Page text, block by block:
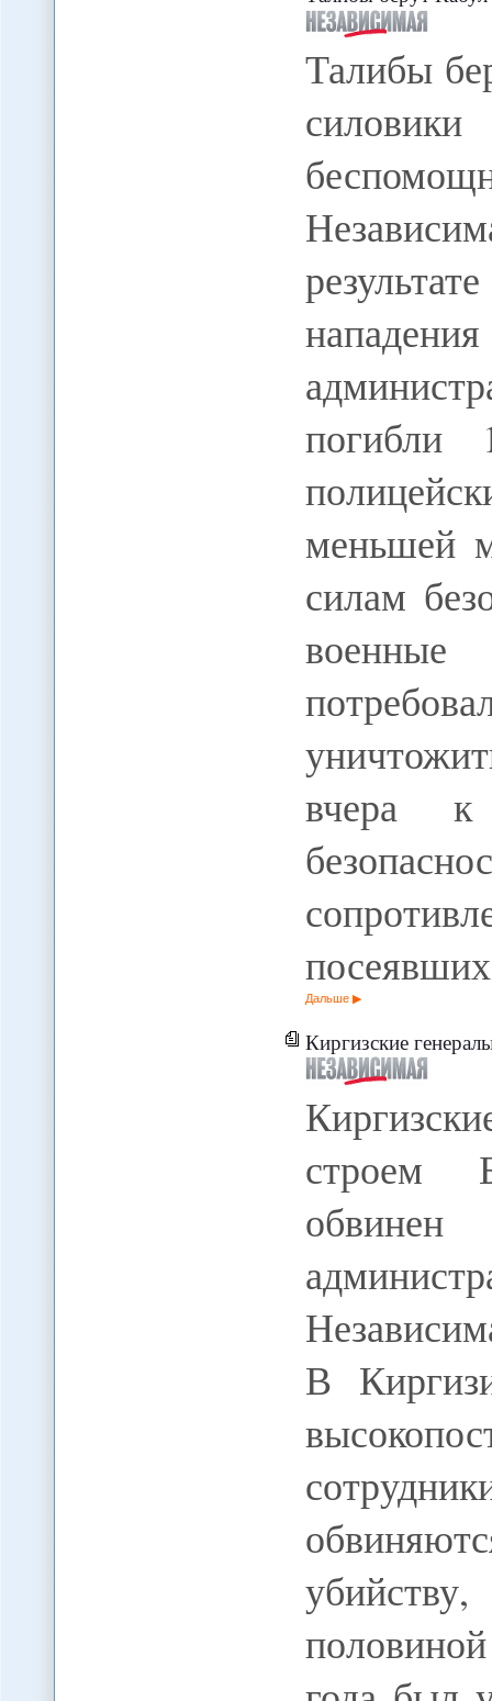
Талибы
меньшей
силам
вчера
Дальше
Киргизские генералы пошли в
строем
В